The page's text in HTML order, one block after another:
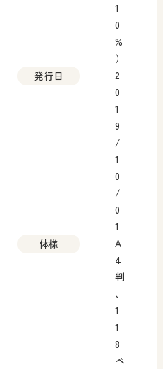
1
0
%
）
発行日
2
0
1
9
/
1
0
/
0
1
体様
A
4
判
、
1
1
8
ペ